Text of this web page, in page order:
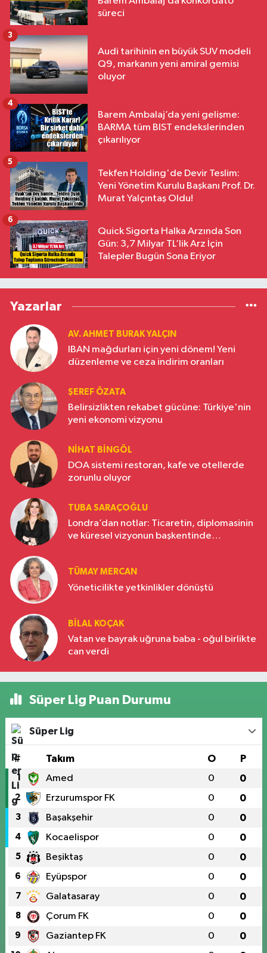
süreci
Audi tarihinin en büyük SUV modeli
Q9, markanın yeni amiral gemisi
oluyor
3
Barem Ambalaj’da yeni gelişme:
BARMA tüm BIST endekslerinden
çıkarılıyor
4
Tekfen Holding'de Devir Teslim:
Yeni Yönetim Kurulu Başkanı Prof. Dr.
Murat Yalçıntaş Oldu!
5
Quick Sigorta Halka Arzında Son
Gün: 3,7 Milyar TL’lik Arz İçin
Talepler Bugün Sona Eriyor
6
Yazarlar
AV. AHMET BURAK YALÇIN
IBAN mağdurları için yeni dönem! Yeni
düzenleme ve ceza indirim oranları
ŞEREF ÖZATA
Belirsizlikten rekabet gücüne: Türkiye'nin
yeni ekonomi vizyonu
NIHAT BINGÖL
DOA sistemi restoran, kafe ve otellerde
zorunlu oluyor
TUBA SARAÇOĞLU
Londra’dan notlar: Ticaretin, diplomasinin
ve küresel vizyonun başkentinde
TÜMAY MERCAN
Yöneticilikte yetkinlikler dönüştü
BILAL KOÇAK
Vatan ve bayrak uğruna baba - oğul birlikte
can verdi
Süper Lig Puan Durumu
Süper Lig
# Takım O P
1 Amed 0 0
2 Erzurumspor FK 0 0
3 Başakşehir 0 0
4 Kocaelispor 0 0
5 Beşiktaş 0 0
6 Eyüpspor 0 0
7 Galatasaray 0 0
8 Çorum FK 0 0
9 Gaziantep FK 0 0